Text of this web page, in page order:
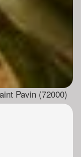
Pavin (72000)